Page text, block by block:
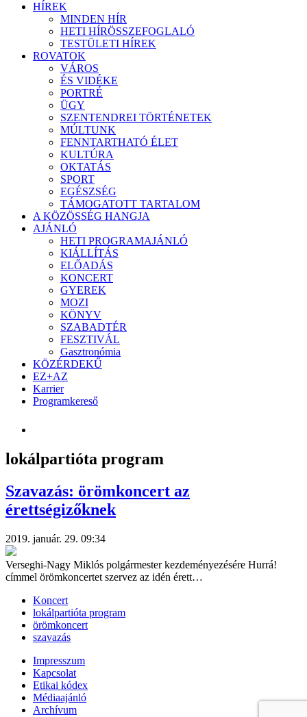
HÍREK
MINDEN HÍR
HETI HÍRÖSSZEFOGLALÓ
TESTÜLETI HÍREK
ROVATOK
VÁROS
ÉS VIDÉKE
PORTRÉ
ÜGY
SZENTENDREI TÖRTÉNETEK
MÚLTUNK
FENNTARTHATÓ ÉLET
KULTÚRA
OKTATÁS
SPORT
EGÉSZSÉG
TÁMOGATOTT TARTALOM
A KÖZÖSSÉG HANGJA
AJÁNLÓ
HETI PROGRAMAJÁNLÓ
KIÁLLÍTÁS
ELŐADÁS
KONCERT
GYEREK
MOZI
KÖNYV
SZABADTÉR
FESZTIVÁL
Gasztronómia
KÖZÉRDEKŰ
EZ+AZ
Karrier
Programkereső
lokálpartióta program
Szavazás: örömkoncert az
érettségizőknek
2019. január. 29. 09:34
Verseghi-Nagy Miklós polgármester kezdeményezésére Hurrá!
címmel örömkoncertet szervez az idén érett…
Koncert
lokálpartióta program
örömkoncert
szavazás
Impresszum
Kapcsolat
Etikai kódex
Médiaajánló
Archívum